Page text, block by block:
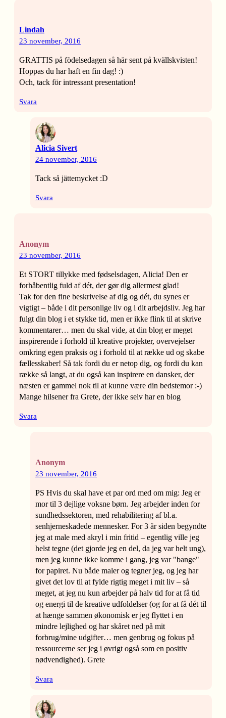
Lindah
23 november, 2016
GRATTIS på födelsedagen så här sent på kvällskvisten!
Hoppas du har haft en fin dag! :)
Och, tack för intressant presentation!
Svara
Alicia Sivert
24 november, 2016
Tack så jättemycket :D
Svara
Anonym
23 november, 2016
Et STORT tillykke med fødselsdagen, Alicia! Den er
forhåbentlig fuld af dét, der gør dig allermest glad!
Tak for den fine beskrivelse af dig og dét, du synes er
vigtigt – både i dit personlige liv og i dit arbejdsliv. Jeg har
fulgt din blog i et stykke tid, men er ikke flink til at skrive
kommentarer… men du skal vide, at din blog er meget
inspirerende i forhold til kreative projekter, overvejelser
omkring egen praksis og i forhold til at række ud og skabe
fællesskaber! Så tak fordi du er netop dig, og fordi du kan
række så langt, at du også kan inspirere en dansker, der
næsten er gammel nok til at kunne være din bedstemor :-)
Mange hilsener fra Grete, der ikke selv har en blog
Svara
Anonym
23 november, 2016
PS Hvis du skal have et par ord med om mig: Jeg er
mor til 3 dejlige voksne børn. Jeg arbejder inden for
sundhedssektoren, med rehabilitering af bl.a.
senhjerneskadede mennesker. For 3 år siden begyndte
jeg at male med akryl i min fritid – egentlig ville jeg
helst tegne (det gjorde jeg en del, da jeg var helt ung),
men jeg kunne ikke komme i gang, jeg var "bange"
for papiret. Nu både maler og tegner jeg, og jeg har
givet det lov til at fylde rigtig meget i mit liv – så
meget, at jeg nu kun arbejder på halv tid for at få tid
og energi til de kreative udfoldelser (og for at få dét til
at hænge sammen økonomisk er jeg flyttet i en
mindre lejlighed og har skåret ned på mit
forbrug/mine udgifter… men genbrug og fokus på
ressourcerne ser jeg i øvrigt også som en positiv
nødvendighed). Grete
Svara